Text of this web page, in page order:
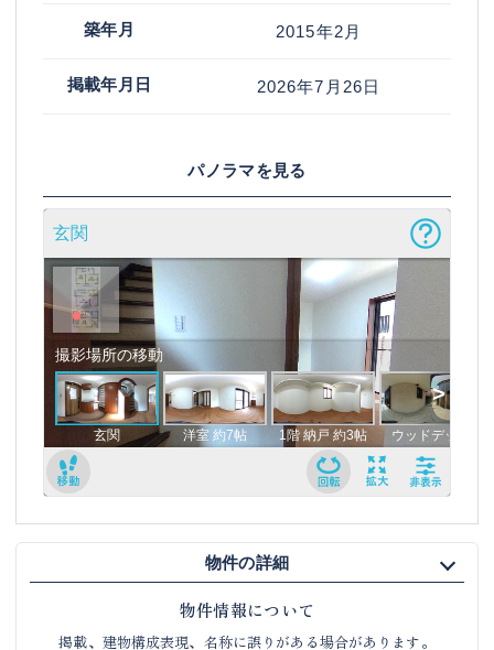
築年月 2015年2月
掲載年月日 2026年7月26日
パノラマを見る
物件の詳細
物件情報について
掲載、建物構成表現、名称に誤りがある場合があります。